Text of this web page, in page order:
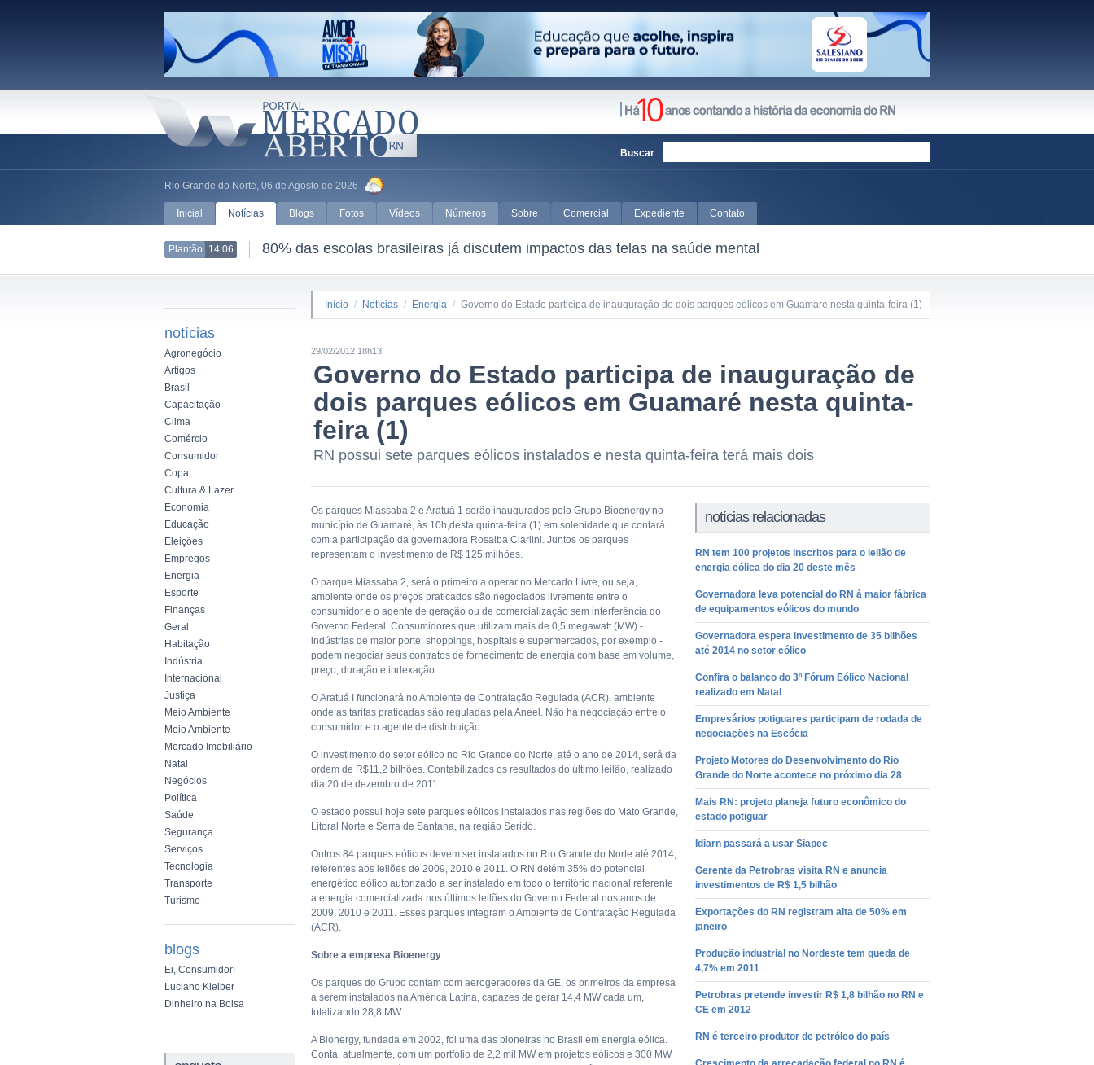
Rio Grande do Norte, 06 de Agosto de 2026
Buscar
Inicial Notícias Blogs Fotos Vídeos Números Sobre Comercial Expediente Contato
Plantão 14:06 80% das escolas brasileiras já discutem impactos das telas na saúde mental
notícias
Agronegócio
Artigos
Brasil
Capacitação
Clima
Comércio
Consumidor
Copa
Cultura & Lazer
Economia
Educação
Eleições
Empregos
Energia
Esporte
Finanças
Geral
Habitação
Indústria
Internacional
Justiça
Meio Ambiente
Meio Ambiente
Mercado Imobiliário
Natal
Negócios
Política
Saúde
Segurança
Serviços
Tecnologia
Transporte
Turismo
blogs
Ei, Consumidor!
Luciano Kleiber
Dinheiro na Bolsa
Início / Notícias / Energia / Governo do Estado participa de inauguração de dois parques eólicos em Guamaré nesta quinta-feira (1)
29/02/2012 18h13
Governo do Estado participa de inauguração de
dois parques eólicos em Guamaré nesta quinta-
feira (1)
RN possui sete parques eólicos instalados e nesta quinta-feira terá mais dois
notícias relacionadas
RN tem 100 projetos inscritos para o leilão de
energia eólica do dia 20 deste mês
Governadora leva potencial do RN à maior fábrica
de equipamentos eólicos do mundo
Governadora espera investimento de 35 bilhões
até 2014 no setor eólico
Confira o balanço do 3º Fórum Eólico Nacional
realizado em Natal
Empresários potiguares participam de rodada de
negociações na Escócia
Projeto Motores do Desenvolvimento do Rio
Grande do Norte acontece no próximo dia 28
Mais RN: projeto planeja futuro econômico do
estado potiguar
Idiarn passará a usar Siapec
Gerente da Petrobras visita RN e anuncia
investimentos de R$ 1,5 bilhão
Exportações do RN registram alta de 50% em
janeiro
Produção industrial no Nordeste tem queda de
4,7% em 2011
Petrobras pretende investir R$ 1,8 bilhão no RN e
CE em 2012
RN é terceiro produtor de petróleo do país
Os parques Miassaba 2 e Aratuá 1 serão inaugurados pelo Grupo Bioenergy no
município de Guamaré, às 10h,desta quinta-feira (1) em solenidade que contará
com a participação da governadora Rosalba Ciarlini. Juntos os parques
representam o investimento de R$ 125 milhões.
O parque Miassaba 2, será o primeiro a operar no Mercado Livre, ou seja,
ambiente onde os preços praticados são negociados livremente entre o
consumidor e o agente de geração ou de comercialização sem interferência do
Governo Federal. Consumidores que utilizam mais de 0,5 megawatt (MW) -
indústrias de maior porte, shoppings, hospitais e supermercados, por exemplo -
podem negociar seus contratos de fornecimento de energia com base em volume,
preço, duração e indexação.
O Aratuá I funcionará no Ambiente de Contratação Regulada (ACR), ambiente
onde as tarifas praticadas são reguladas pela Aneel. Não há negociação entre o
consumidor e o agente de distribuição.
O investimento do setor eólico no Rio Grande do Norte, até o ano de 2014, será da
ordem de R$11,2 bilhões. Contabilizados os resultados do último leilão, realizado
dia 20 de dezembro de 2011.
O estado possui hoje sete parques eólicos instalados nas regiões do Mato Grande,
Litoral Norte e Serra de Santana, na região Seridó.
Outros 84 parques eólicos devem ser instalados no Rio Grande do Norte até 2014,
referentes aos leilões de 2009, 2010 e 2011. O RN detém 35% do potencial
energético eólico autorizado a ser instalado em todo o território nacional referente
a energia comercializada nos últimos leilões do Governo Federal nos anos de
2009, 2010 e 2011. Esses parques integram o Ambiente de Contratação Regulada
(ACR).
Sobre a empresa Bioenergy
Os parques do Grupo contam com aerogeradores da GE, os primeiros da empresa
a serem instalados na América Latina, capazes de gerar 14,4 MW cada um,
totalizando 28,8 MW.
A Bionergy, fundada em 2002, foi uma das pioneiras no Brasil em energia eólica.
Conta, atualmente, com um portfólio de 2,2 mil MW em projetos eólicos e 300 MW